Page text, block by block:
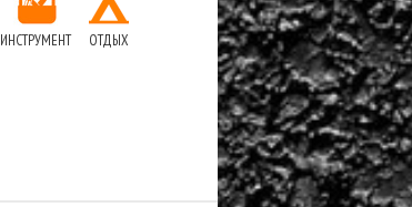
ИНСТРУМЕНТ ОТДЫХ